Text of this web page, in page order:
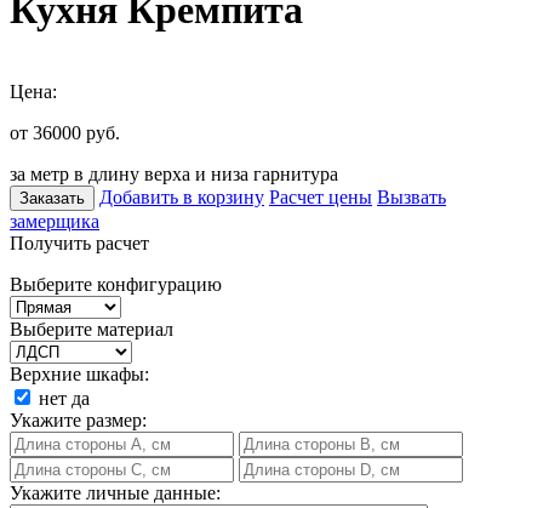
Кухня Кремпита
Цена:
от 36000 руб.
за метр в длину верха и низа гарнитура
Заказать Добавить в корзину Расчет цены Вызвать
замерщика
Получить расчет
Выберите конфигурацию
Выберите материал
Верхние шкафы:
нет да
Укажите размер:
Укажите личные данные: